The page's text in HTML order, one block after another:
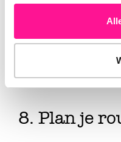
de deur past. Meet de
nieuwe woning op
voorkom je frustraties
verhuizing naar de
8. Plan je